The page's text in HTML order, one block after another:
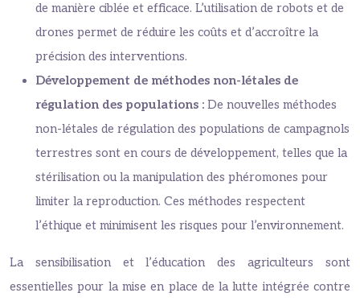
de manière ciblée et efficace. L’utilisation de robots et de
drones permet de réduire les coûts et d’accroître la
précision des interventions.
Développement de méthodes non-létales de
régulation des populations : De nouvelles méthodes
non-létales de régulation des populations de campagnols
terrestres sont en cours de développement, telles que la
stérilisation ou la manipulation des phéromones pour
limiter la reproduction. Ces méthodes respectent
l’éthique et minimisent les risques pour l’environnement.
La sensibilisation et l’éducation des agriculteurs sont
essentielles pour la mise en place de la lutte intégrée contre